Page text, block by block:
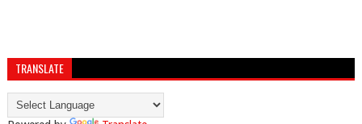
TRANSLATE